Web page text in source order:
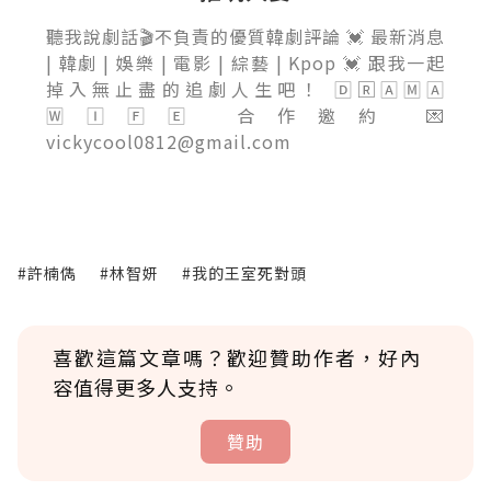
聽我說劇話🎬不負責的優質韓劇評論 💓 最新消息
| 韓劇 | 娛樂 | 電影 | 綜藝 | Kpop 💓 跟我一起
掉入無止盡的追劇人生吧！ 🄳🅁🄰🄼🄰
🅆🄸🄵🄴 合作邀約 💌
vickycool0812@gmail.com
#許楠儁 #林智妍 #我的王室死對頭
喜歡這篇文章嗎？歡迎贊助作者，好內
容值得更多人支持。
贊助